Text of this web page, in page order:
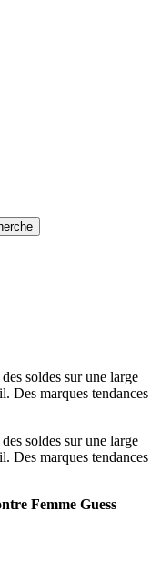
soldes sur une large
Des marques tendances
soldes sur une large
Des marques tendances
Femme Guess